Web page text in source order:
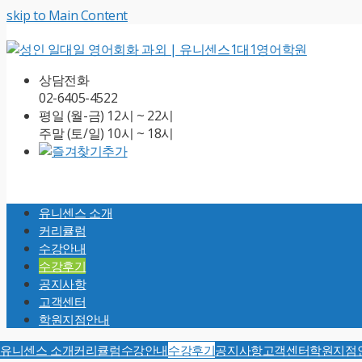
skip to Main Content
상담전화
02-6405-4522
평일 (월-금) 12시 ~ 22시
주말 (토/일) 10시 ~ 18시
Menu유니센스 소개
커리큘럼
수강안내
수강후기
공지사항
고객센터
학원지점안내
유니센스 소개커리큘럼수강안내수강후기공지사항고객센터학원지점